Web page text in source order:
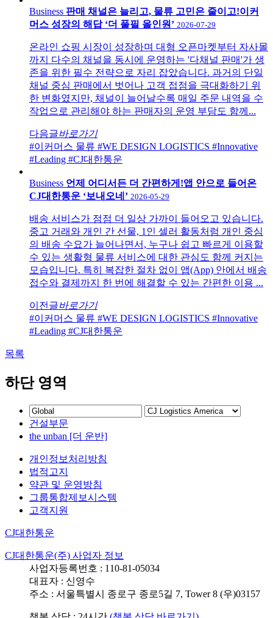
Business 판매 채널은 늘리고, 물류 고민은 줄이고!이커
머스 성장의 해답 ‘더 풀필 올인원’ 2026-07-29
온라인 쇼핑 시장이 성장하며 대형 오픈마켓부터 자사몰
까지 다수의 채널을 동시에 운영하는 '다채널 판매'가 생
존을 위한 필수 전략으로 자리 잡았습니다. 과거의 단일
채널 중심 판매에서 벗어나 고객 접점을 극대화하기 위
한 변화였지만, 채널이 늘어날수록 매일 주문 내역을 수
작업으로 관리해야 하는 판매자의 운영 부담도 함께...
다음글바로가기
#이커머스 물류 #WE DESIGN LOGISTICS #Innovative
#Leading #CJ대한통운
Business 언제 어디서든 더 간편하게!앱 안으로 들어온
CJ대한통운 ‘보내오네’ 2026-05-29
배송 서비스가 점점 더 일상 가까이 들어오고 있습니다.
중고 거래와 개인 간 선물, 1인 셀러 활동처럼 개인 중심
의 배송 수요가 늘어나면서, 누구나 쉽고 빠르게 이용할
수 있는 생활형 물류 서비스에 대한 관심도 함께 커지는
모습입니다. 특히 복잡한 절차 없이 앱(App) 안에서 배송
접수와 결제까지 한 번에 해결할 수 있는 간편한 이용 ...
이전글바로가기
#이커머스 물류 #WE DESIGN LOGISTICS #Innovative
#Leading #CJ대한통운
목록
하단 영역
건설부문
the unban [더 운반]
개인정보처리방침
법적고지
약관 및 운영방침
그룹통합제보시스템
고객지원
CJ대한통운
CJ대한통운(주) 사업자 정보
사업자등록번호 : 110-81-05034
대표자 : 신영수
주소 : 서울특별시 종로구 종로5길 7, Tower 8 (우)03157